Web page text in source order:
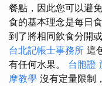
餐點，因此您可以避
食的基本理念是每日
到了將相同飲食分開
台北記帳士事務所 這
有任何水果。 台胞證
摩教學 沒有定量限制